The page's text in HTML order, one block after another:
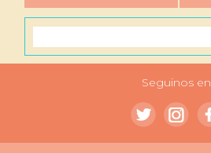
Seguinos en